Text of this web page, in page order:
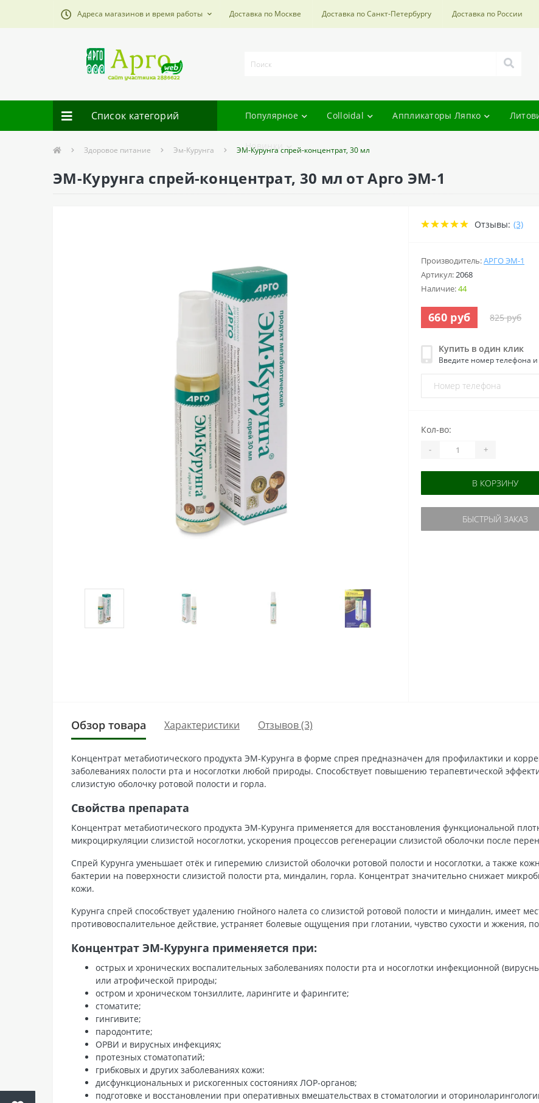
Адреса магазинов и время работы Доставка по Москве Доставка по Санкт-Петербургу Доставка по России
Список категорий Популярное Colloidal Аппликаторы Ляпко
Новинки
Здоровое питание Эм-Курунга ЭМ-Курунга спрей-концентрат, 30 мл
ЭМ-Курунга спрей-концентрат, 30 мл от Арго ЭМ-1
Отзывы: (3)
Производитель:АРГО ЭМ-1
Артикул:2068
Наличие:44
660 руб 825 руб
Купить в один клик
Введите номер телефона
Кол-во:
- +
В КОРЗИНУ
БЫСТРЫЙ ЗАКАЗ
Обзор товара Характеристики Отзывов (3)
Концентрат метабиотического продукта ЭМ-Курунга в форме спрея предназначен для профилактики и
заболеваниях полости рта и носоглотки любой природы. Способствует повышению терапевтической
слизистую оболочку ротовой полости и горла.
Свойства препарата
Концентрат метабиотического продукта ЭМ-Курунга применяется для восстановления функциональной
микроциркуляции слизистой носоглотки, ускорения процессов регенерации слизистой оболочки после
Спрей Курунга уменьшает отёк и гиперемию слизистой оболочки ротовой полости и носоглотки, а также
бактерии на поверхности слизистой полости рта, миндалин, горла. Концентрат значительно снижает
кожи.
Курунга спрей способствует удалению гнойного налета со слизистой ротовой полости и миндалин, имеет
противовоспалительное действие, устраняет болевые ощущения при глотании, чувство сухости и жжения,
Концентрат ЭМ-Курунга применяется при:
острых и хронических воспалительных заболеваниях полости рта и носоглотки инфекционной
или атрофической природы;
остром и хроническом тонзиллите, ларингите и фарингите;
стоматите;
гингивите;
пародонтите;
ОРВИ и вирусных инфекциях;
протезных стоматопатий;
грибковых и других заболеваниях кожи:
дисфункциональных и рискогенных состояниях ЛОР-органов;
подготовке и восстановлении при оперативных вмешательствах в стоматологии и